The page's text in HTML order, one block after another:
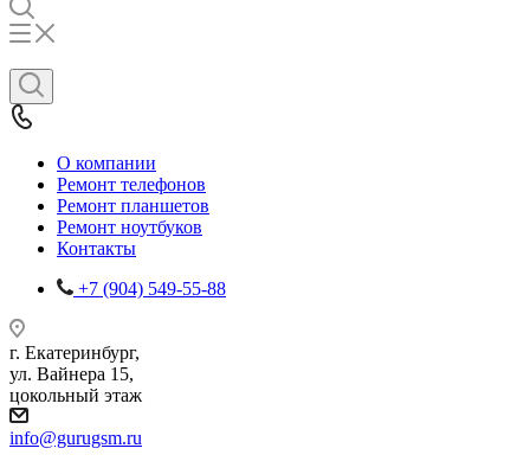
О компании
Ремонт телефонов
Ремонт планшетов
Ремонт ноутбуков
Контакты
+7 (904) 549-55-88
г. Екатеринбург,
ул. Вайнера 15,
цокольный этаж
info@gurugsm.ru